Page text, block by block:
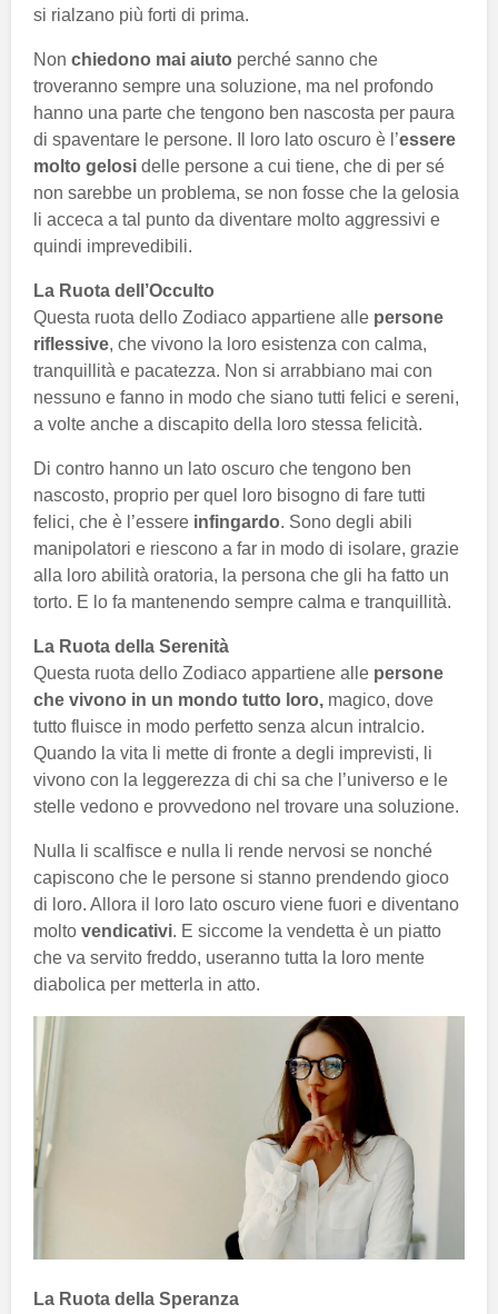
si rialzano più forti di prima.
Non chiedono mai aiuto perché sanno che
troveranno sempre una soluzione, ma nel profondo
hanno una parte che tengono ben nascosta per paura
di spaventare le persone. Il loro lato oscuro è l’essere
molto gelosi delle persone a cui tiene, che di per sé
non sarebbe un problema, se non fosse che la gelosia
li acceca a tal punto da diventare molto aggressivi e
quindi imprevedibili.
La Ruota dell’Occulto
Questa ruota dello Zodiaco appartiene alle persone
riflessive, che vivono la loro esistenza con calma,
tranquillità e pacatezza. Non si arrabbiano mai con
nessuno e fanno in modo che siano tutti felici e sereni,
a volte anche a discapito della loro stessa felicità.
Di contro hanno un lato oscuro che tengono ben
nascosto, proprio per quel loro bisogno di fare tutti
felici, che è l’essere infingardo. Sono degli abili
manipolatori e riescono a far in modo di isolare, grazie
alla loro abilità oratoria, la persona che gli ha fatto un
torto. E lo fa mantenendo sempre calma e tranquillità.
La Ruota della Serenità
Questa ruota dello Zodiaco appartiene alle persone
che vivono in un mondo tutto loro, magico, dove
tutto fluisce in modo perfetto senza alcun intralcio.
Quando la vita li mette di fronte a degli imprevisti, li
vivono con la leggerezza di chi sa che l’universo e le
stelle vedono e provvedono nel trovare una soluzione.
Nulla li scalfisce e nulla li rende nervosi se nonché
capiscono che le persone si stanno prendendo gioco
di loro. Allora il loro lato oscuro viene fuori e diventano
molto vendicativi. E siccome la vendetta è un piatto
che va servito freddo, useranno tutta la loro mente
diabolica per metterla in atto.
La Ruota della Speranza